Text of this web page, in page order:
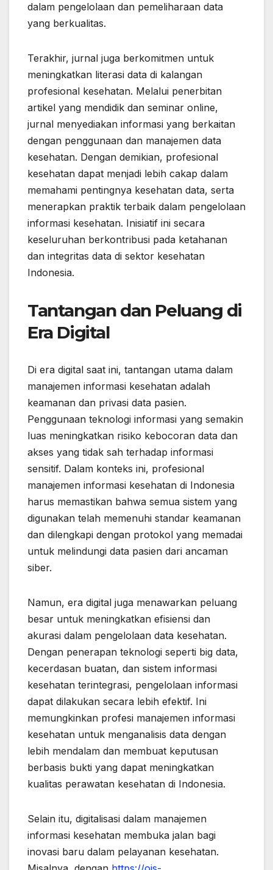
dalam pengelolaan dan pemeliharaan data
yang berkualitas.
Terakhir, jurnal juga berkomitmen untuk
meningkatkan literasi data di kalangan
profesional kesehatan. Melalui penerbitan
artikel yang mendidik dan seminar online,
jurnal menyediakan informasi yang berkaitan
dengan penggunaan dan manajemen data
kesehatan. Dengan demikian, profesional
kesehatan dapat menjadi lebih cakap dalam
memahami pentingnya kesehatan data, serta
menerapkan praktik terbaik dalam pengelolaan
informasi kesehatan. Inisiatif ini secara
keseluruhan berkontribusi pada ketahanan
dan integritas data di sektor kesehatan
Indonesia.
Tantangan dan Peluang di
Era Digital
Di era digital saat ini, tantangan utama dalam
manajemen informasi kesehatan adalah
keamanan dan privasi data pasien.
Penggunaan teknologi informasi yang semakin
luas meningkatkan risiko kebocoran data dan
akses yang tidak sah terhadap informasi
sensitif. Dalam konteks ini, profesional
manajemen informasi kesehatan di Indonesia
harus memastikan bahwa semua sistem yang
digunakan telah memenuhi standar keamanan
dan dilengkapi dengan protokol yang memadai
untuk melindungi data pasien dari ancaman
siber.
Namun, era digital juga menawarkan peluang
besar untuk meningkatkan efisiensi dan
akurasi dalam pengelolaan data kesehatan.
Dengan penerapan teknologi seperti big data,
kecerdasan buatan, dan sistem informasi
kesehatan terintegrasi, pengelolaan informasi
dapat dilakukan secara lebih efektif. Ini
memungkinkan profesi manajemen informasi
kesehatan untuk menganalisis data dengan
lebih mendalam dan membuat keputusan
berbasis bukti yang dapat meningkatkan
kualitas perawatan kesehatan di Indonesia.
Selain itu, digitalisasi dalam manajemen
informasi kesehatan membuka jalan bagi
inovasi baru dalam pelayanan kesehatan.